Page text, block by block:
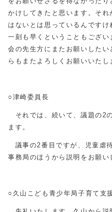
かけしてきたと思います。そ
はないとは思っているんですけ
一刻も早くということもござ
会の先生方にまたお願いした
らもまたよろしくお願いいたし
○津崎委員長
それでは、続いて、議題の2
ます。
議事の2番目ですが、児童虐
事務局のほうから説明をお願い
○久山こども青少年局子育て支